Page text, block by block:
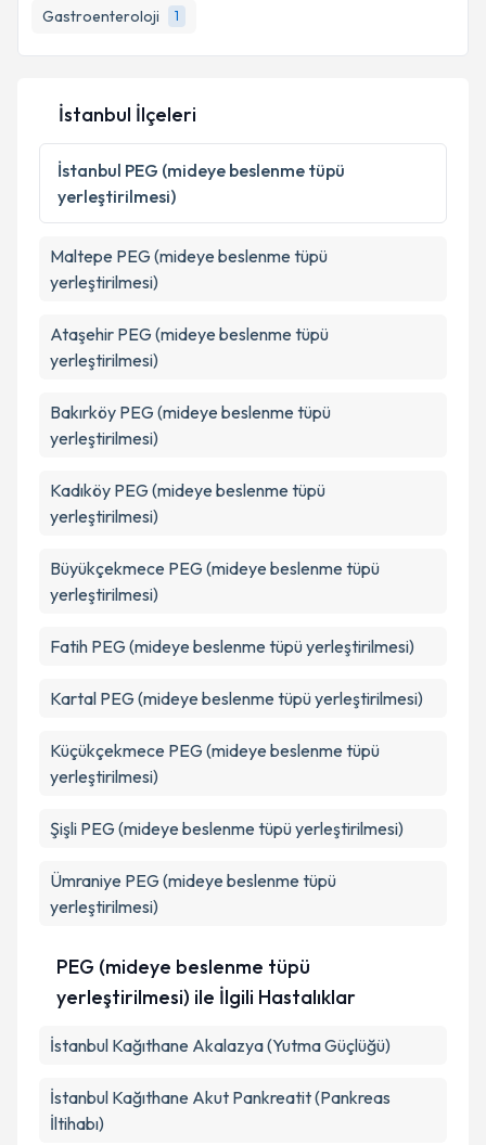
Gastroenteroloji 1
İstanbul İlçeleri
İstanbul PEG (mideye beslenme tüpü
yerleştirilmesi)
Maltepe PEG (mideye beslenme tüpü
yerleştirilmesi)
Ataşehir PEG (mideye beslenme tüpü
yerleştirilmesi)
Bakırköy PEG (mideye beslenme tüpü
yerleştirilmesi)
Kadıköy PEG (mideye beslenme tüpü
yerleştirilmesi)
Büyükçekmece PEG (mideye beslenme tüpü
yerleştirilmesi)
Fatih PEG (mideye beslenme tüpü yerleştirilmesi)
Kartal PEG (mideye beslenme tüpü yerleştirilmesi)
Küçükçekmece PEG (mideye beslenme tüpü
yerleştirilmesi)
Şişli PEG (mideye beslenme tüpü yerleştirilmesi)
Ümraniye PEG (mideye beslenme tüpü
yerleştirilmesi)
PEG (mideye beslenme tüpü
yerleştirilmesi) ile İlgili Hastalıklar
İstanbul Kağıthane Akalazya (Yutma Güçlüğü)
İstanbul Kağıthane Akut Pankreatit (Pankreas
İltihabı)